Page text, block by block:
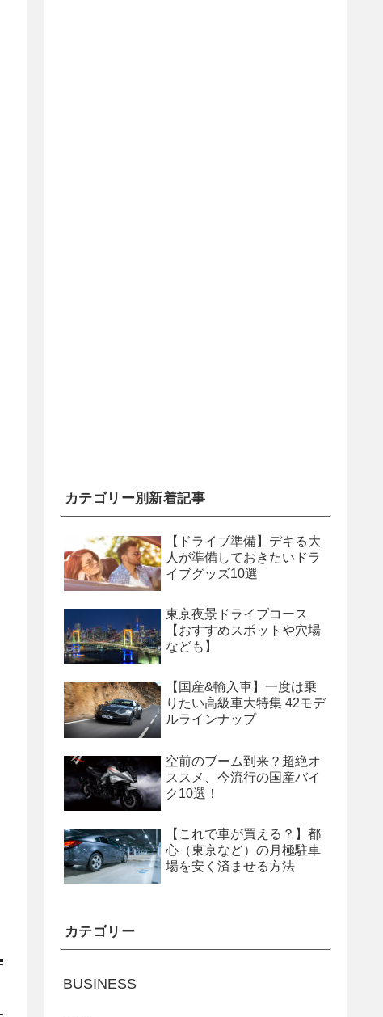
カテゴリー別新着記事
【ドライブ準備】デキる大
人が準備しておきたいドラ
イブグッズ10選
東京夜景ドライブコース
【おすすめスポットや穴場
なども】
【国産&輸入車】一度は乗
りたい高級車大特集 42モデ
ルラインナップ
空前のブーム到来？超絶オ
ススメ、今流行の国産バイ
ク10選！
【これで車が買える？】都
心（東京など）の月極駐車
場を安く済ませる方法
カテゴリー
BUSINESS